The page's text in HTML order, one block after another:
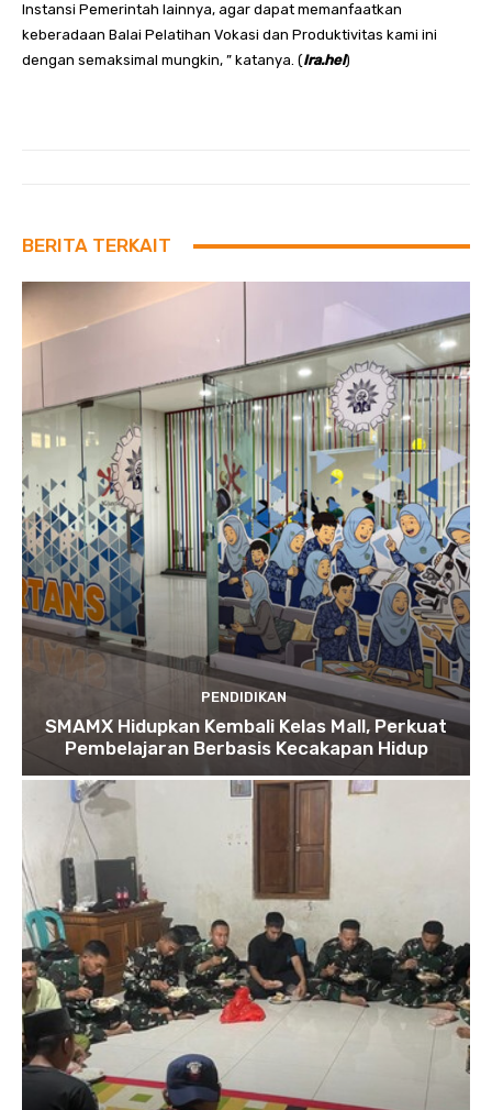
Instansi Pemerintah lainnya, agar dapat memanfaatkan
keberadaan Balai Pelatihan Vokasi dan Produktivitas kami ini
dengan semaksimal mungkin, ” katanya. (Ira.hel)
BERITA TERKAIT
PENDIDIKAN
SMAMX Hidupkan Kembali Kelas Mall, Perkuat
Pembelajaran Berbasis Kecakapan Hidup